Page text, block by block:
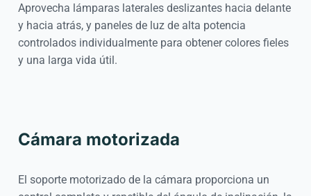
Aprovecha lámparas laterales deslizantes hacia delante
y hacia atrás, y paneles de luz de alta potencia
controlados individualmente para obtener colores fieles
y una larga vida útil.
Cámara motorizada
El soporte motorizado de la cámara proporciona un